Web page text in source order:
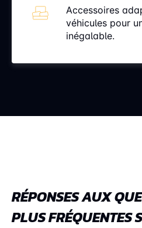
Accessoires
véhicules pour
inégalable.
RÉPONSES AUX
PLUS FRÉQUENTES